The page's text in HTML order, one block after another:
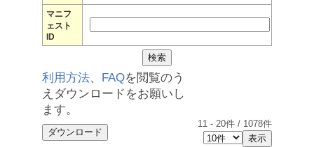
マニフ
ェスト
ID
利用方法、 FAQを閲覧のう
えダウンロードをお願いし
ます。
11 - 20件 / 1078件